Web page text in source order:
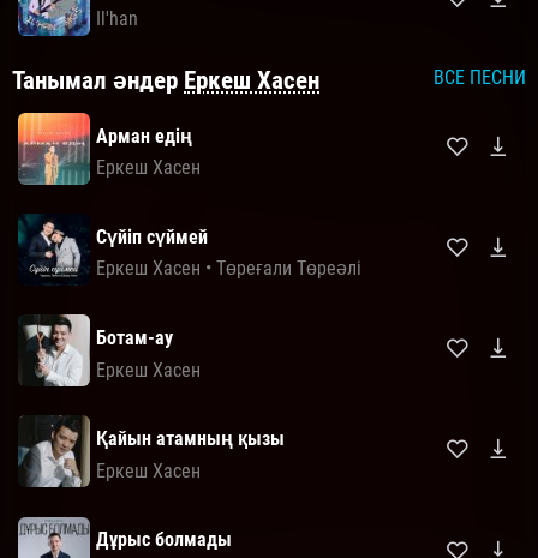
Il'han
Танымал әндер Еркеш Хасен ВСЕ ПЕСНИ
Арман едің
Еркеш Хасен
Сүйіп сүймей
Еркеш Хасен • Төреғали Төреәлі
Ботам-ау
Еркеш Хасен
Қайын атамның қызы
Еркеш Хасен
Дұрыс болмады